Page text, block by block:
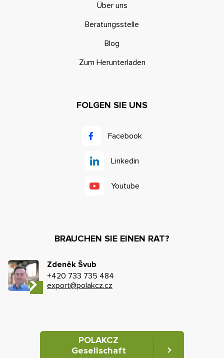
Über uns
Beratungsstelle
Blog
Zum Herunterladen
FOLGEN SIE UNS
Facebook
Linkedin
Youtube
BRAUCHEN SIE EINEN RAT?
Zdeněk Švub
+420 733 735 484
export@polakcz.cz
POLAKCZ
Gesellschaft